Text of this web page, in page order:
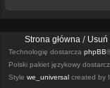
Strona główna Usuń
Technologię dostarcza phpBB
Polski pakiet językowy
Style we_universal created by